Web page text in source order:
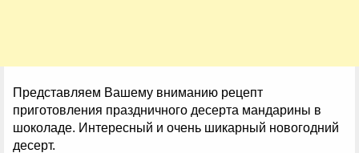
Представляем Вашему вниманию рецепт
приготовления праздничного десерта мандарины в
шоколаде. Интересный и очень шикарный новогодний
десерт.